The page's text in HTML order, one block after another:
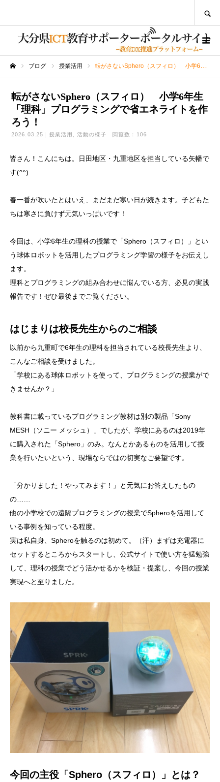
ブログ 授業活用 転がさないSphero（スフィロ） 小学6年生「理科」プログラミングで省エネライトを作ろう！
転がさないSphero（スフィロ） 小学6年生
「理科」プログラミングで省エネライトを作
ろう！
2026.03.25 授業活用 活動の様子 閲覧数：106
皆さん！こんにちは。日田地区・九重地区を担当している矢幡で
す(^^)
春一番が吹いたとはいえ、まだまだ寒い日が続きます。子どもた
ちは寒さに負けず元気いっぱいです！
今回は、小学6年生の理科の授業で「Sphero（スフィロ）」とい
う球体ロボットを活用したプログラミング学習の様子をお伝えし
ます。
理科とプログラミングの組み合わせに悩んでいる方、必見の実践
報告です！ぜひ最後までご覧ください。
はじまりは校長先生からのご相談
以前から九重町で6年生の理科を担当されている校長先生より、
こんなご相談を受けました。
「学校にある球体ロボットを使って、プログラミングの授業がで
きませんか？」
教科書に載っているプログラミング教材は別の製品「Sony
MESH（ソニー メッシュ）」でしたが、学校にあるのは2019年
に購入された「Sphero」のみ。なんとかあるものを活用して授
業を行いたいという、現場ならではの切実なご要望です。
「分かりました！やってみます！」と元気にお答えしたもの
の……
他の小学校での遠隔プログラミングの授業でSpheroを活用して
いる事例を知っている程度。
実は私自身、Spheroを触るのは初めて。（汗）まずは充電器に
セットするところからスタートし、公式サイトで使い方を猛勉強
して、理科の授業でどう活かせるかを検証・提案し、今回の授業
実現へと至りました。
今回の主役「Sphero（スフィロ）」とは？